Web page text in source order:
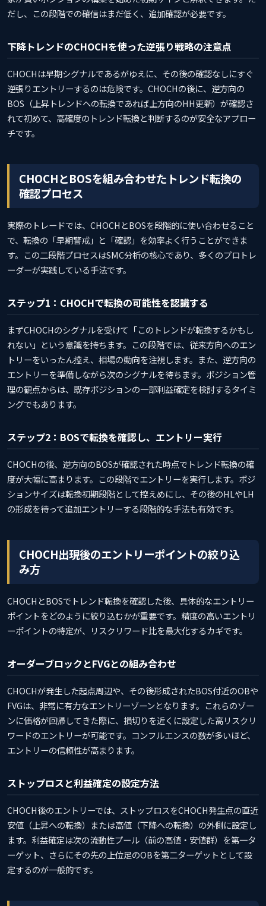
だし、この段階での確信はまだ低く、追加確認が必要です。
下降トレンドのCHOCHを使った逆張り戦略の注意点
CHOCHは早期シグナルであるがゆえに、その後の確認なしにすぐ
逆張りエントリーするのは危険です。CHOCHの後に、逆方向の
BOS（上昇トレンドへの転換であれば上方向のHH更新）が確認さ
れて初めて、高確度のトレンド転換と判断するのが安全なアプロー
チです。
CHOCHとBOSを組み合わせたトレンド転換の
確認プロセス
実際のトレードでは、CHOCHとBOSを段階的に使い合わせること
で、転換の「早期警戒」と「確認」を効率よく行うことができま
す。この二段階プロセスはSMC分析の核心であり、多くのプロトレ
ーダーが実践している手法です。
ステップ1：CHOCHで転換の可能性を認識する
まずCHOCHのシグナルを受けて「このトレンドが転換するかもし
れない」という意識を持ちます。この段階では、従来方向へのエン
トリーをいったん控え、相場の動向を注視します。また、逆方向の
エントリーを準備しながら次のシグナルを待ちます。ポジション管
理の観点からは、既存ポジションの一部利益確定を検討するタイミ
ングでもあります。
ステップ2：BOSで転換を確認し、エントリー実行
CHOCHの後、逆方向のBOSが確認された時点でトレンド転換の確
度が大幅に高まります。この段階でエントリーを実行します。ポジ
ションサイズは転換初期段階として控えめにし、その後のHLやLH
の形成を待って追加エントリーする段階的な手法も有効です。
CHOCH出現後のエントリーポイントの絞り込
み方
CHOCHとBOSでトレンド転換を確認した後、具体的なエントリー
ポイントをどのように絞り込むかが重要です。精度の高いエントリ
ーポイントの特定が、リスクリワード比を最大化するカギです。
オーダーブロックとFVGとの組み合わせ
CHOCHが発生した起点周辺や、その後形成されたBOS付近のOBや
FVGは、非常に有力なエントリーゾーンとなります。これらのゾー
ンに価格が回帰してきた際に、損切りを近くに設定した高リスクリ
ワードのエントリーが可能です。コンフルエンスの数が多いほど、
エントリーの信頼性が高まります。
ストップロスと利益確定の設定方法
CHOCH後のエントリーでは、ストップロスをCHOCH発生点の直近
安値（上昇への転換）または高値（下降への転換）の外側に設定し
ます。利益確定は次の流動性プール（前の高値・安値群）を第一タ
ーゲット、さらにその先の上位足のOBを第二ターゲットとして設
定するのが一般的です。